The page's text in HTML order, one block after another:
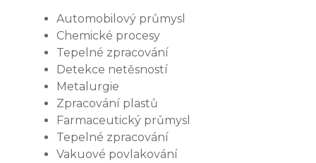
Automobilový průmysl
Chemické procesy
Tepelné zpracování
Detekce netěsností
Metalurgie
Zpracování plastů
Farmaceutický průmysl
Tepelné zpracování
Vakuové povlakování